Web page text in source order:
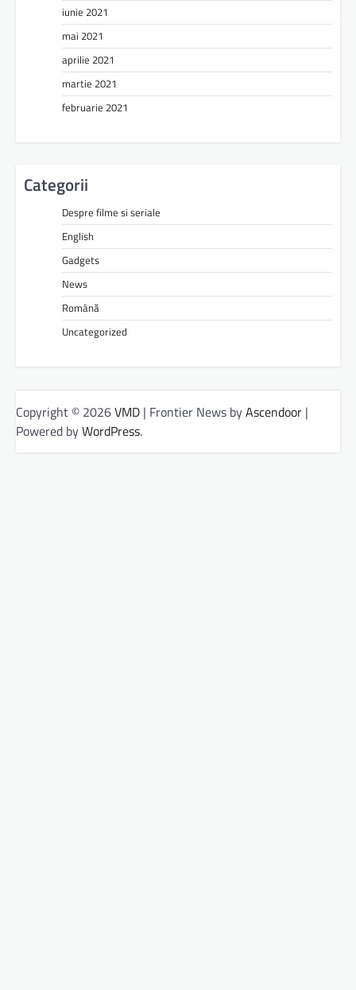
iunie 2021
mai 2021
aprilie 2021
martie 2021
februarie 2021
Categorii
Despre filme si seriale
English
Gadgets
News
Română
Uncategorized
Copyright © 2026VMD | Frontier News byAscendoor |
Powered byWordPress.